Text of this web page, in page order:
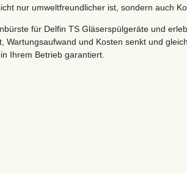
nur umweltfreundlicher ist, sondern auch
für Delfin TS Gläserspülgeräte und
Wartungsaufwand und Kosten senkt und
Ihrem Betrieb garantiert.